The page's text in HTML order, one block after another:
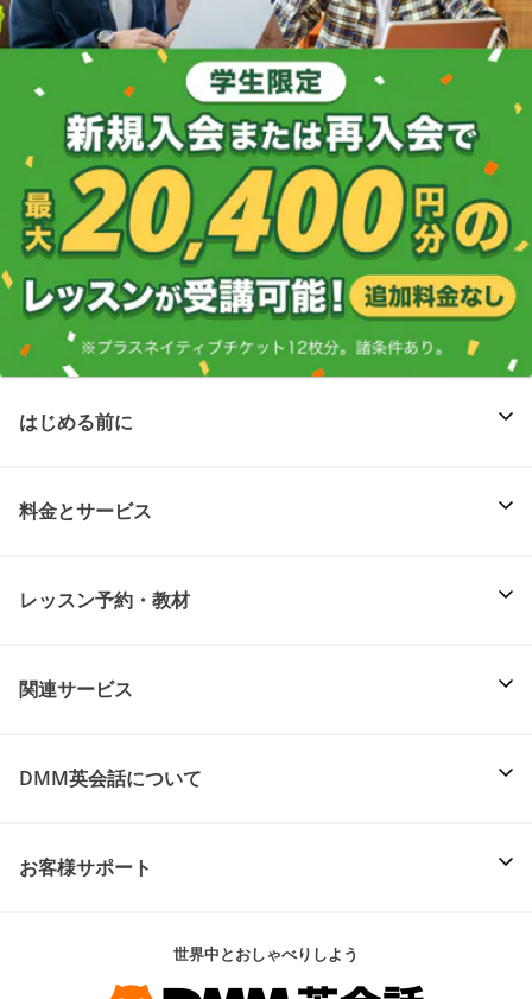
はじめる前に
料金とサービス
レッスン予約・教材
関連サービス
DMM英会話について
お客様サポート
世界中とおしゃべりしよう